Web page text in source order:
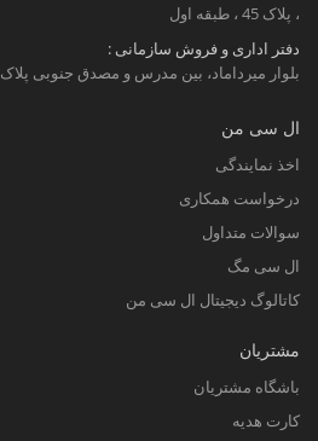
، پلاک 45 ، طبقه اول
دفتر اداری و فروش سازمانی :
بلوار میرداماد، بین مدرس و مصدق جنوبی پلاک 286 طبقه اول
ال سی من
اخذ نمایندگی
درخواست همکاری
سوالات متداول
ال سی مگ
کاتالوگ دیجیتال ال سی من
مشتریان
باشگاه مشتریان
کارت هدیه